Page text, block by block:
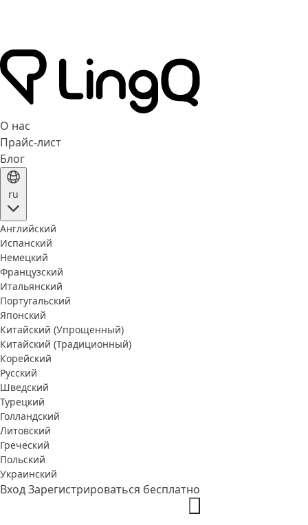
О нас
Прайс-лист
Блог
ru
Английский
Испанский
Немецкий
Французский
Итальянский
Португальский
Японский
Китайский (Упрощенный)
Китайский (Традиционный)
Корейский
Русский
Шведский
Турецкий
Голландский
Литовский
Греческий
Польский
Украинский
ВходЗарегистрироваться бесплатно